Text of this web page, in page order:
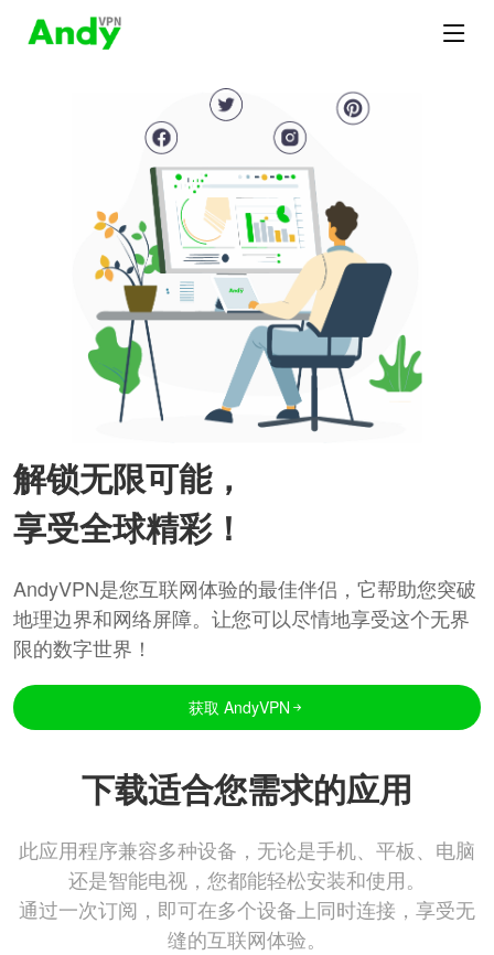
解锁无限可能，
享受全球精彩！
AndyVPN是您互联网体验的最佳伴侣，它帮助您突破
地理边界和网络屏障。让您可以尽情地享受这个无界
限的数字世界！
获取 AndyVPN
下载适合您需求的应用
此应用程序兼容多种设备，无论是手机、平板、电脑
还是智能电视，您都能轻松安装和使用。
通过一次订阅，即可在多个设备上同时连接，享受无
缝的互联网体验。